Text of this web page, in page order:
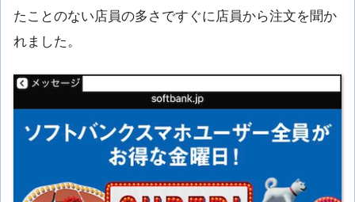
たことのない店員の多さですぐに店員から注文を聞か
れました。